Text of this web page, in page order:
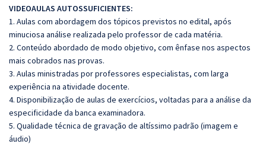
VIDEOAULAS AUTOSSUFICIENTES:
1. Aulas com abordagem dos tópicos previstos no edital, após
minuciosa análise realizada pelo professor de cada matéria.
2. Conteúdo abordado de modo objetivo, com ênfase nos aspectos
mais cobrados nas provas.
3. Aulas ministradas por professores especialistas, com larga
experiência na atividade docente.
4. Disponibilização de aulas de exercícios, voltadas para a análise da
especificidade da banca examinadora.
5. Qualidade técnica de gravação de altíssimo padrão (imagem e
áudio)